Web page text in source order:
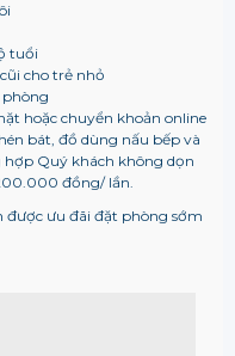
tuổi
cho trẻ nhỏ
phòng
hoặc chuyển khoản online
bát, đồ dùng nấu bếp và
Quý khách không dọn
đồng/ lần.
được ưu đãi đặt phòng sớm